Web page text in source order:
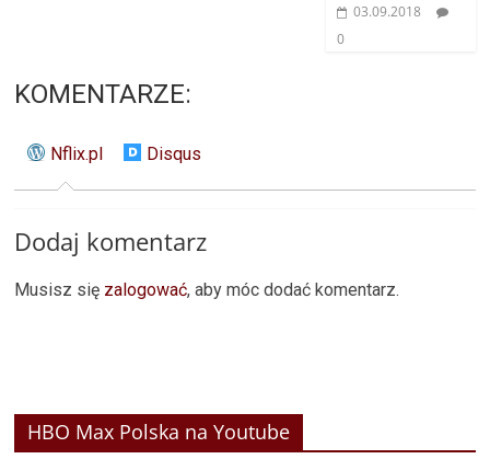
03.09.2018
0
KOMENTARZE:
Nflix.pl Disqus
Dodaj komentarz
Musisz się zalogować, aby móc dodać komentarz.
HBO Max Polska na Youtube